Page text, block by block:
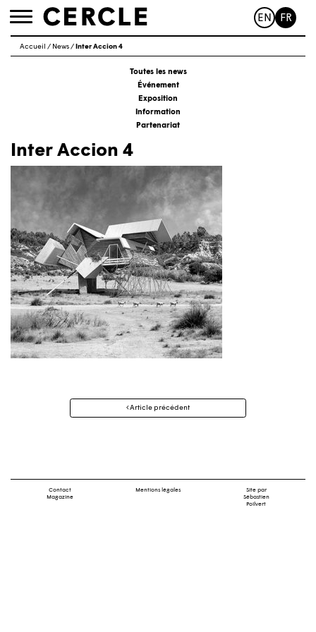
Toggle
EN FR
Accueil / News/ Inter Accion 4
Toutes les news
Événement
Exposition
Information
Partenariat
Inter Accion 4
Navigation
Article précédent
Contact
Magazine
Mentions légales
Site par
Sébastien
Poilvert